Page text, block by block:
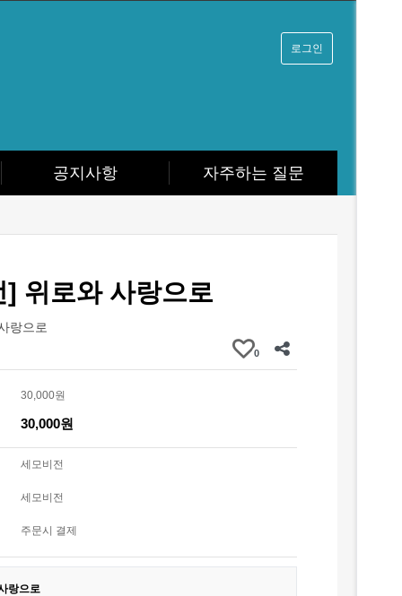
로그인
공지사항 자주하는 질문
위로와 사랑으로
랑으로
0
30,000원
30,000원
세모비전
세모비전
주문시 결제
랑으로